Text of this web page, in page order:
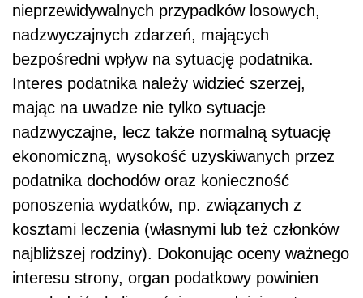
nieprzewidywalnych przypadków losowych,
nadzwyczajnych zdarzeń, mających
bezpośredni wpływ na sytuację podatnika.
Interes podatnika należy widzieć szerzej,
mając na uwadze nie tylko sytuacje
nadzwyczajne, lecz także normalną sytuację
ekonomiczną, wysokość uzyskiwanych przez
podatnika dochodów oraz konieczność
ponoszenia wydatków, np. związanych z
kosztami leczenia (własnymi lub też członków
najbliższej rodziny). Dokonując oceny ważnego
interesu strony, organ podatkowy powinien